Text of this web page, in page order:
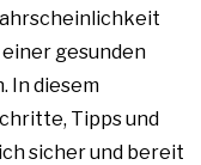
gesunden
In diesem
Tipps und
sicher und bereit